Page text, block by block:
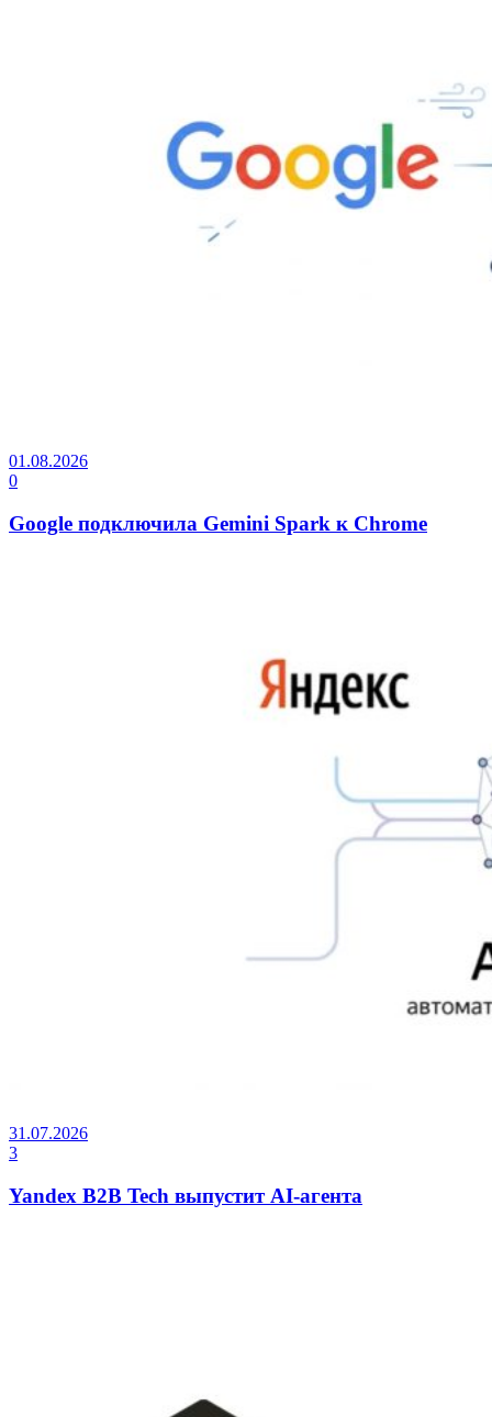
01.08.2026
0
Google подключила Gemini Spark к Chrome
31.07.2026
3
Yandex B2B Tech выпустит AI-агента